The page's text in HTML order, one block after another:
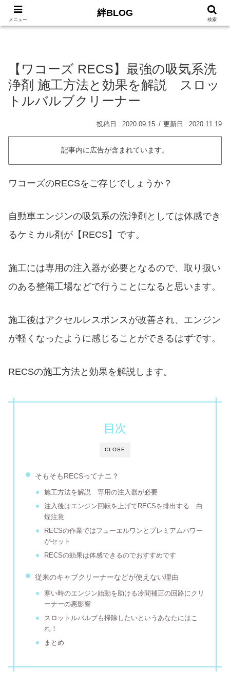
HOME サイトマ
【ワコーズ RECS】最強の吸気系洗
浄剤 施工方法と効果を解説 スロッ
トルバルブクリーナー
2020.09.15 2020.11.19
記事内に広告が含まれています。
ワコーズのRECSをご存じでしょうか？
自動車エンジンの吸気系の洗浄剤としては体感でき
るケミカル剤が【RECS】です。
施工には専用の注入器が必要となるので、取り扱い
のある整備工場などで行うことになると思います。
施工後はアクセルレスポンスが改善され、エンジン
が軽くなったように感じることができるはずです。
RECSの施工方法と効果を解説します。
CLOSE
目次
そもそもRECSってナニ？
施工方法を解説 専用の注入器が必要
注入後はエンジン回転を上げてRECSを排出する 白
煙注意
RECSの作業ではフューエルワンとプレミアムパワー
がセット
RECSの効果は体感できるのでおすすめです
従来のキャブクリーナーなどが使えない理由
寒い時のエンジン始動を助ける冷間補正の回路にクリ
ーナーの悪影響
スロットルバルブも掃除したいというあなたにはこ
れ！
まとめ
メニュー
絆BLOG
検索